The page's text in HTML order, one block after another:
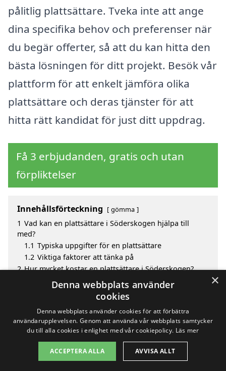
pålitlig plattsättare. Tveka inte att ange
dina specifika behov och preferenser när
du begär offerter, så att du kan hitta den
bästa lösningen för ditt projekt. Besök vår
plattform för att enkelt jämföra olika
plattsättare och deras tjänster för att
hitta rätt kandidat för just ditt uppdrag.
Få 3 erbjudanden, gratis och utan
förpliktelser
Innehållsförteckning gömma
1 Vad kan en plattsättare i Söderskogen hjälpa till
med?
1.1 Typiska uppgifter för en plattsättare
1.2 Viktiga faktorer att tänka på
2 Hur mycket kostar en plattsättare i Söderskogen?
Fördelar med att välja plattsättare i Söderskogen
Sök efter en skicklig plattsättare i de omgivande
Copyright 2026 - Pilanto Aps
Om / kontakt Blogg Webbplatskarta Villkor
×
Denna webbplats använder
cookies
Denna webbplats använder cookies för att förbättra
användarupplevelsen. Genom att använda vår webbplats samtycker
du till alla cookies i enlighet med vår cookiepolicy. Läs mer
ACCEPTERA ALLA AVVISA ALLT